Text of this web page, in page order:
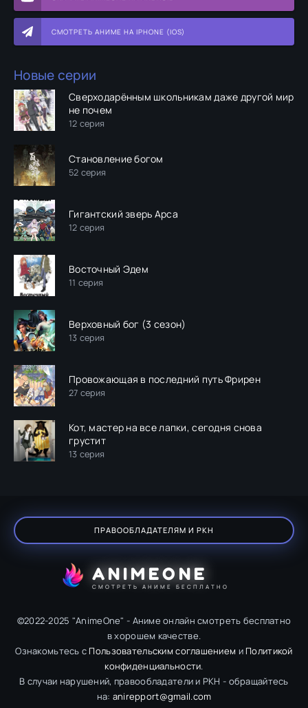
СМОТРЕТЬ АНИМЕ НА IPHONE (IOS)
Новые серии
Сверходарённым школьникам даже другой мир
не почем
12 серия
Становление богом
52 серия
Гигантский зверь Арса
12 серия
Восточный Эдем
11 серия
Верховный бог (3 сезон)
13 серия
Провожающая в последний путь Фрирен
27 серия
Кот, мастер на все лапки, сегодня снова
грустит
13 серия
ПРАВООБЛАДАТЕЛЯМ И РКН
ANIMEONE
СМОТРЕТЬ АНИМЕ БЕСПЛАТНО
©2022-2025 "AnimeOne" - Аниме онлайн смотреть бесплатно
в хорошем качестве.
Ознакомьтесь с Пользовательским соглашением и Политикой
конфиденциальности.
В случаи нарушений, правообладатели и РКН - обращайтесь
на: anirepport@gmail.com